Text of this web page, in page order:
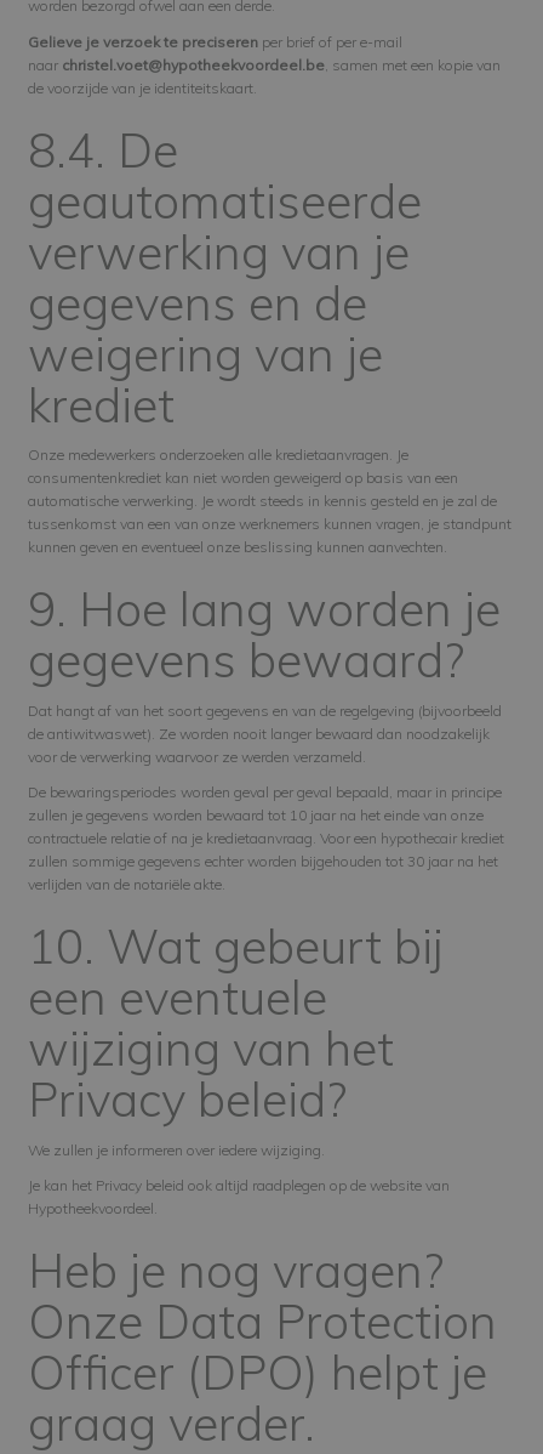
worden bezorgd ofwel aan een derde.
Gelieve je verzoek te preciseren per brief of per e-mail
naar christel.voet@hypotheekvoordeel.be , samen met een kopie van
de voorzijde van je identiteitskaart.
8.4. De
geautomatiseerde
verwerking van je
gegevens en de
weigering van je
krediet
Onze medewerkers onderzoeken alle kredietaanvragen. Je
consumentenkrediet kan niet worden geweigerd op basis van een
automatische verwerking. Je wordt steeds in kennis gesteld en je zal de
tussenkomst van een van onze werknemers kunnen vragen, je standpunt
kunnen geven en eventueel onze beslissing kunnen aanvechten.
9. Hoe lang worden je
gegevens bewaard?
Dat hangt af van het soort gegevens en van de regelgeving (bijvoorbeeld
de antiwitwaswet). Ze worden nooit langer bewaard dan noodzakelijk
voor de verwerking waarvoor ze werden verzameld.
De bewaringsperiodes worden geval per geval bepaald, maar in principe
zullen je gegevens worden bewaard tot 10 jaar na het einde van onze
contractuele relatie of na je kredietaanvraag. Voor een hypothecair krediet
zullen sommige gegevens echter worden bijgehouden tot 30 jaar na het
verlijden van de notariële akte.
10. Wat gebeurt bij
een eventuele
wijziging van het
Privacy beleid?
We zullen je informeren over iedere wijziging.
Je kan het Privacy beleid ook altijd raadplegen op de website van
Hypotheekvoordeel.
Heb je nog vragen?
Onze Data Protection
Officer (DPO) helpt je
graag verder.